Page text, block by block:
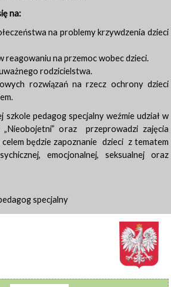
na:
na problemy krzywdzenia dzieci
reagowaniu na przemoc wobec dzieci.
rodzicielstwa.
rozwiązań na rzecz ochrony dzieci
szkole pedagog specjalny weźmie udział w
„Nieobojetni” oraz przeprowadzi zajęcia
będzie zapoznanie dzieci z tematem
emocjonalnej, seksualnej oraz
specjalny